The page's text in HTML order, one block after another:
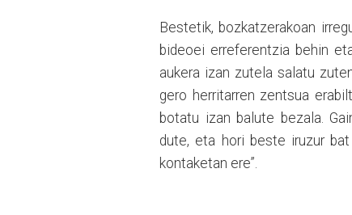
Bestetik, bozkatzerakoan
bideoei erreferentzia behin
aukera izan zutela salatu
gero herritarren zentsua
botatu izan balute bezala.
dute, eta hori beste iruzur
kontaketan ere”.